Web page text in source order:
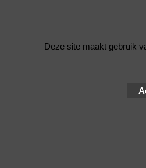
Deze site maakt gebruik